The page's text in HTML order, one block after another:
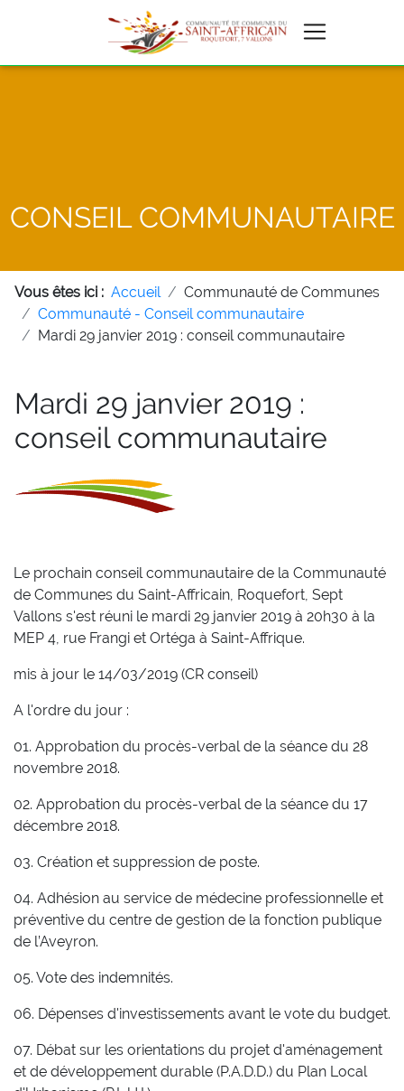
CONSEIL COMMUNAUTAIRE
Vous êtes ici : Accueil
Communauté de Communes
Communauté - Conseil communautaire
Mardi 29 janvier 2019 : conseil communautaire
Mardi 29 janvier 2019 :
conseil communautaire
Le prochain conseil communautaire de la Communauté
de Communes du Saint-Affricain, Roquefort, Sept
Vallons s'est réuni le mardi 29 janvier 2019 à 20h30 à la
MEP 4, rue Frangi et Ortéga à Saint-Affrique.
mis à jour le 14/03/2019 (CR conseil)
A l'ordre du jour :
01. Approbation du procès-verbal de la séance du 28
novembre 2018.
02. Approbation du procès-verbal de la séance du 17
décembre 2018.
03. Création et suppression de poste.
04. Adhésion au service de médecine professionnelle et
préventive du centre de gestion de la fonction publique
de l’Aveyron.
05. Vote des indemnités.
06. Dépenses d'investissements avant le vote du budget.
07. Débat sur les orientations du projet d'aménagement
et de développement durable (P.A.D.D.) du Plan Local